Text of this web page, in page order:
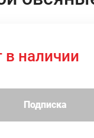
в наличии
Подписка